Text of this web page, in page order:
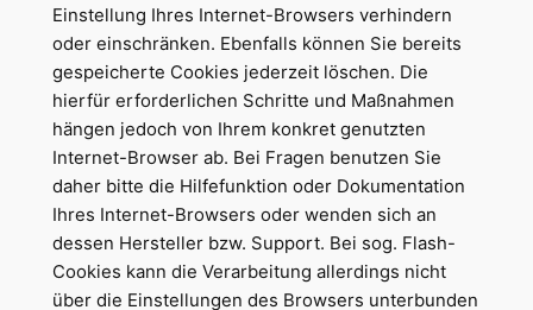
Einstellung Ihres Internet-Browsers verhindern
oder einschränken. Ebenfalls können Sie bereits
gespeicherte Cookies jederzeit löschen. Die
hierfür erforderlichen Schritte und Maßnahmen
hängen jedoch von Ihrem konkret genutzten
Internet-Browser ab. Bei Fragen benutzen Sie
daher bitte die Hilfefunktion oder Dokumentation
Ihres Internet-Browsers oder wenden sich an
dessen Hersteller bzw. Support. Bei sog. Flash-
Cookies kann die Verarbeitung allerdings nicht
über die Einstellungen des Browsers unterbunden